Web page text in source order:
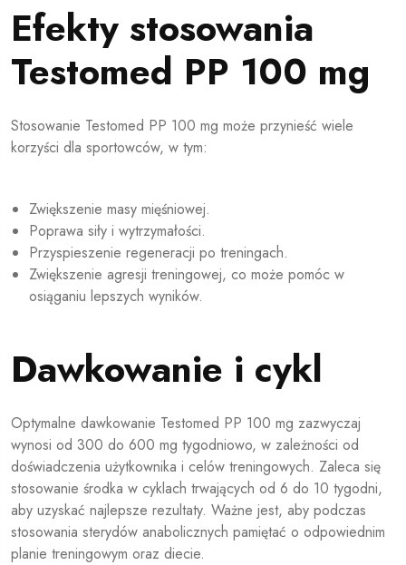
Efekty stosowania
Testomed PP 100 mg
Stosowanie Testomed PP 100 mg może przynieść wiele
korzyści dla sportowców, w tym:
Zwiększenie masy mięśniowej.
Poprawa siły i wytrzymałości.
Przyspieszenie regeneracji po treningach.
Zwiększenie agresji treningowej, co może pomóc w
osiąganiu lepszych wyników.
Dawkowanie i cykl
Optymalne dawkowanie Testomed PP 100 mg zazwyczaj
wynosi od 300 do 600 mg tygodniowo, w zależności od
doświadczenia użytkownika i celów treningowych. Zaleca się
stosowanie środka w cyklach trwających od 6 do 10 tygodni,
aby uzyskać najlepsze rezultaty. Ważne jest, aby podczas
stosowania sterydów anabolicznych pamiętać o odpowiednim
planie treningowym oraz diecie.